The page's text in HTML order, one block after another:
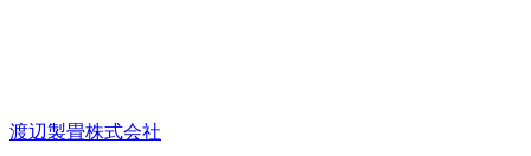
渡辺製畳株式会社